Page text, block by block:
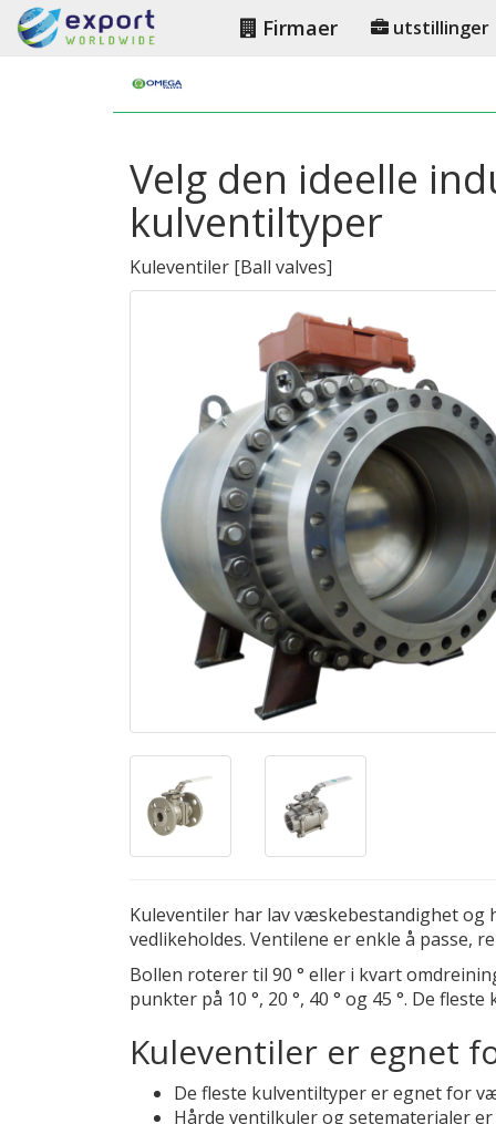
Firmaer utstillinger
Velg den ideelle
kulventiltyper
Kuleventiler [Ball valves]
Kuleventiler har lav væskebestandighet og
vedlikeholdes. Ventilene er enkle å passe,
Bollen roterer til 90 ° eller i kvart
punkter på 10 °, 20 °, 40 ° og 45 °. De
Kuleventiler er egnet
De fleste kulventiltyper er egnet for
Hårde ventilkuler og setematerialer